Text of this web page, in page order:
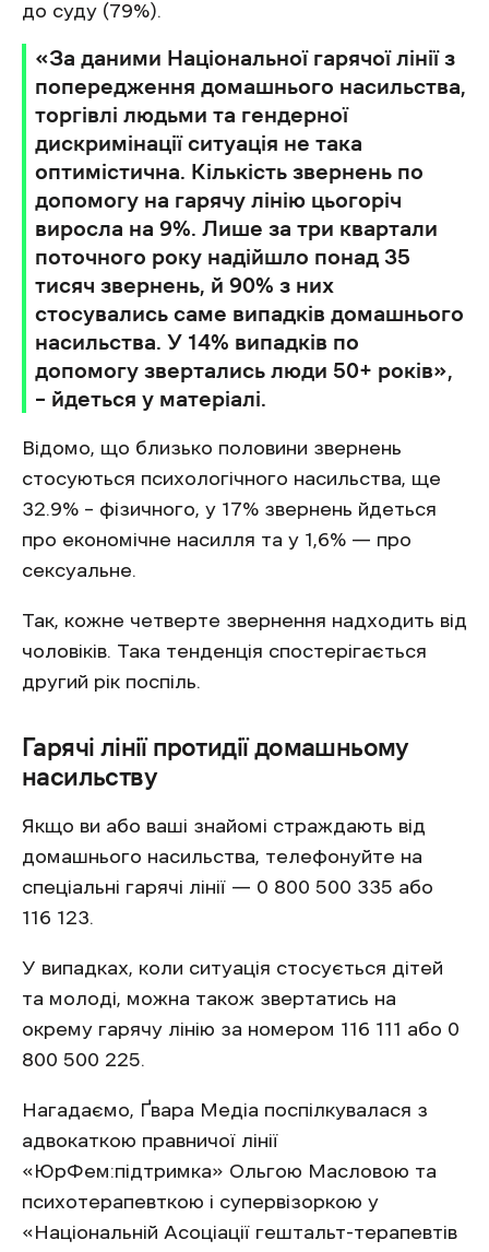
до суду (79%).
«За даними Національної гарячої лінії з
попередження домашнього насильства,
торгівлі людьми та гендерної
дискримінації ситуація не така
оптимістична. Кількість звернень по
допомогу на гарячу лінію цьогоріч
виросла на 9%. Лише за три квартали
поточного року надійшло понад 35
тисяч звернень, й 90% з них
стосувались саме випадків домашнього
насильства. У 14% випадків по
допомогу звертались люди 50+ років»,
– йдеться у матеріалі.
Відомо, що близько половини звернень
стосуються психологічного насильства, ще
32.9% – фізичного, у 17% звернень йдеться
про економічне насилля та у 1,6% — про
сексуальне.
Так, кожне четверте звернення надходить від
чоловіків. Така тенденція спостерігається
другий рік поспіль.
Гарячі лінії протидії домашньому
насильству
Якщо ви або ваші знайомі страждають від
домашнього насильства, телефонуйте на
спеціальні гарячі лінії — 0 800 500 335 або
116 123.
У випадках, коли ситуація стосується дітей
та молоді, можна також звертатись на
окрему гарячу лінію за номером 116 111 або 0
800 500 225.
Нагадаємо, Ґвара Медіа поспілкувалася з
адвокаткою правничої лінії
«ЮрФем:підтримка» Ольгою Масловою та
психотерапевткою і супервізоркою у
«Національній Асоціації гештальт-терапевтів